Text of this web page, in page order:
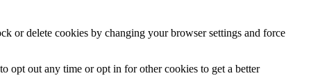
or delete cookies by changing your browser settings and force
opt out any time or opt in for other cookies to get a better